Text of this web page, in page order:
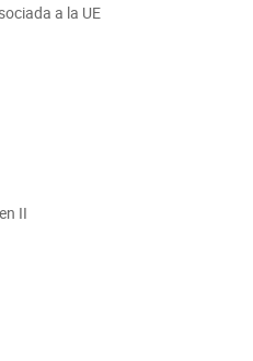
a la UE
II